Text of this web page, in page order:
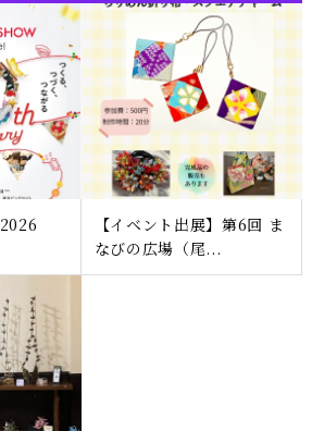
2026
【イベント出展】第6回 ま
なびの広場（尾...